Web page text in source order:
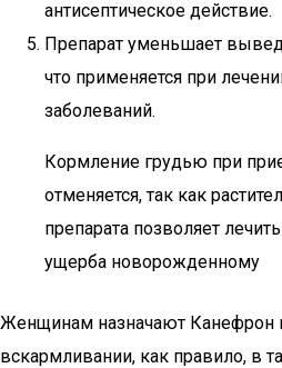
антисептическое действие.
Препарат уменьшает
что применяется при
заболеваний.
Кормление грудью при
отменяется, так как
препарата позволяет
ущерба новорожденному
Женщинам назначают Канефрон
вскармливании, как правило, в